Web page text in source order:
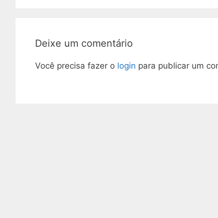
Deixe um comentário
Você precisa fazer o login para publicar um